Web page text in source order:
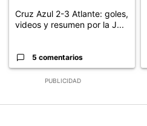
PUBLICIDAD
Cruz Azul 2-3 Atlante: goles,
videos y resumen por la J...
5 comentarios